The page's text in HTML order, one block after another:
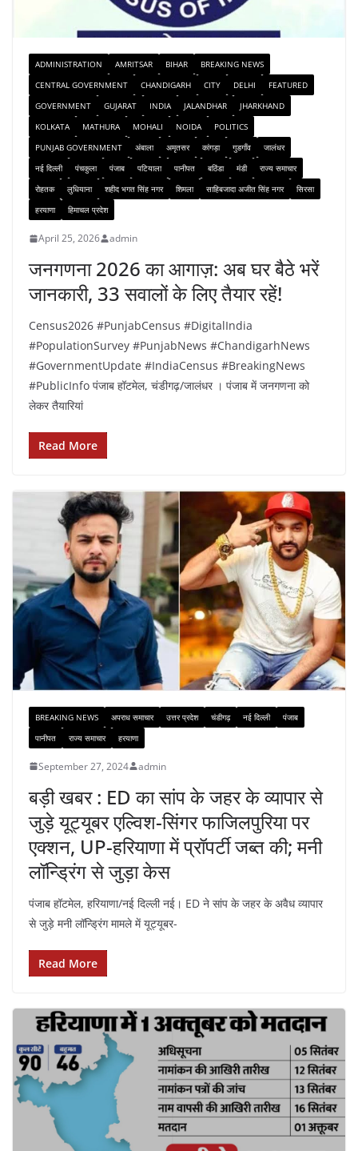
ADMINISTRATION AMRITSAR BIHAR
BREAKING NEWS
CENTRAL GOVERNMENT
CHANDIGARH CITY DELHI
FEATURED
GOVERNMENT
GUJARAT INDIA JALANDHAR
JHARKHAND
KOLKATA
MATHURA MOHALI NOIDA
POLITICS
PUNJAB GOVERNMENT
अंबाला अमृतसर कांगड़ा गुडगाँव
जालंधर
नई दिल्ली
पंचकुला पंजाब पटियाला पानीपत बठिंडा मंडी
राज्य समाचार
रोहतक
लुधियाना शहीद भगत सिंह नगर शिमला साहिबजादा अजीत सिंह नगर
सिरसा
हरयाणा
हिमाचल प्रदेश
April 25, 2026 admin
जनगणना 2026 का आगाज़: अब घर बैठे भरें
जानकारी, 33 सवालों के लिए तैयार रहें!
Census2026 #PunjabCensus #DigitalIndia
#PopulationSurvey #PunjabNews #ChandigarhNews
#GovernmentUpdate #IndiaCensus #BreakingNews
#PublicInfo पंजाब हॉटमेल, चंडीगढ़/जालंधर । पंजाब में जनगणना को
लेकर तैयारियां
Read More
BREAKING NEWS अपराध समाचार उत्तर प्रदेश चंडीगढ़ नई दिल्ली
पंजाब
पानीपत
राज्य समाचार हरयाणा
September 27, 2024 admin
बड़ी खबर : ED का सांप के जहर के व्यापार से
जुड़े यूट्यूबर एल्विश-सिंगर फाजिलपुरिया पर
एक्शन, UP-हरियाणा में प्रॉपर्टी जब्त की; मनी
लॉन्ड्रिंग से जुड़ा केस
पंजाब हॉटमेल, हरियाणा/नई दिल्ली नई। ED ने सांप के जहर के अवैध व्यापार
से जुड़े मनी लॉन्ड्रिंग मामले में यूट्यूबर-
Read More